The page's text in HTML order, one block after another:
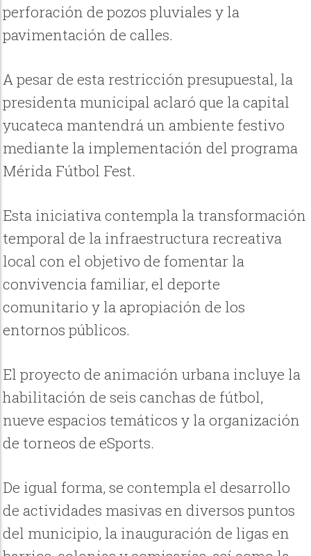
perforación de pozos pluviales y la
pavimentación de calles.
A pesar de esta restricción presupuestal, la
presidenta municipal aclaró que la capital
yucateca mantendrá un ambiente festivo
mediante la implementación del programa
Mérida Fútbol Fest.
Esta iniciativa contempla la transformación
temporal de la infraestructura recreativa
local con el objetivo de fomentar la
convivencia familiar, el deporte
comunitario y la apropiación de los
entornos públicos.
El proyecto de animación urbana incluye la
habilitación de seis canchas de fútbol,
nueve espacios temáticos y la organización
de torneos de eSports.
De igual forma, se contempla el desarrollo
de actividades masivas en diversos puntos
del municipio, la inauguración de ligas en